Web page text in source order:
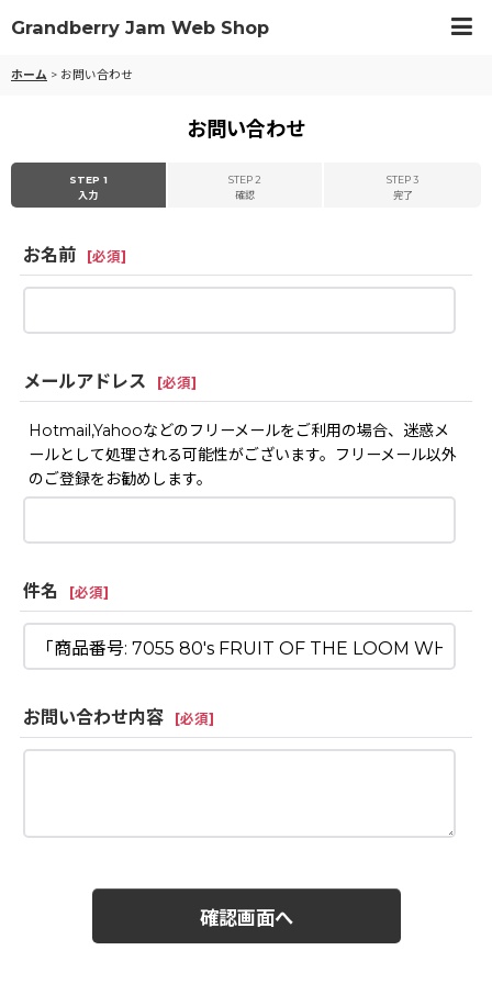
Grandberry Jam Web Shop
ホーム > お問い合わせ
お問い合わせ
STEP 1
入力
STEP 2
確認
STEP 3
完了
お名前 [必須]
メールアドレス [必須]
Hotmail,Yahooなどのフリーメールをご利用の場合、迷惑メ
ールとして処理される可能性がございます。フリーメール以外
のご登録をお勧めします。
件名 [必須]
お問い合わせ内容 [必須]
確認画面へ